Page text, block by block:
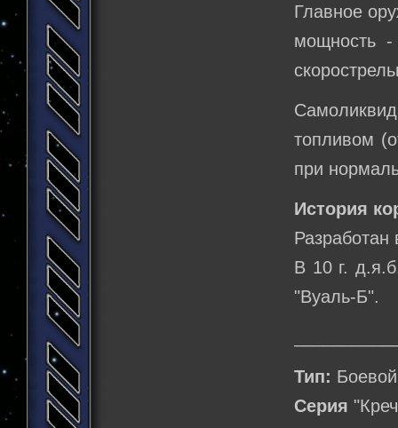
Главное
мощность
топливом
при
История
В 10 г.
"Вуаль-Б".
Тип:
Серия